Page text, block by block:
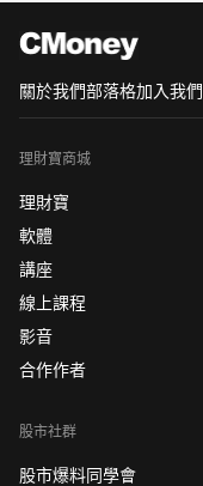
關於我們部落格加入我們
理財寶商城
理財寶
軟體
講座
線上課程
影音
合作作者
股市社群
股市爆料同學會